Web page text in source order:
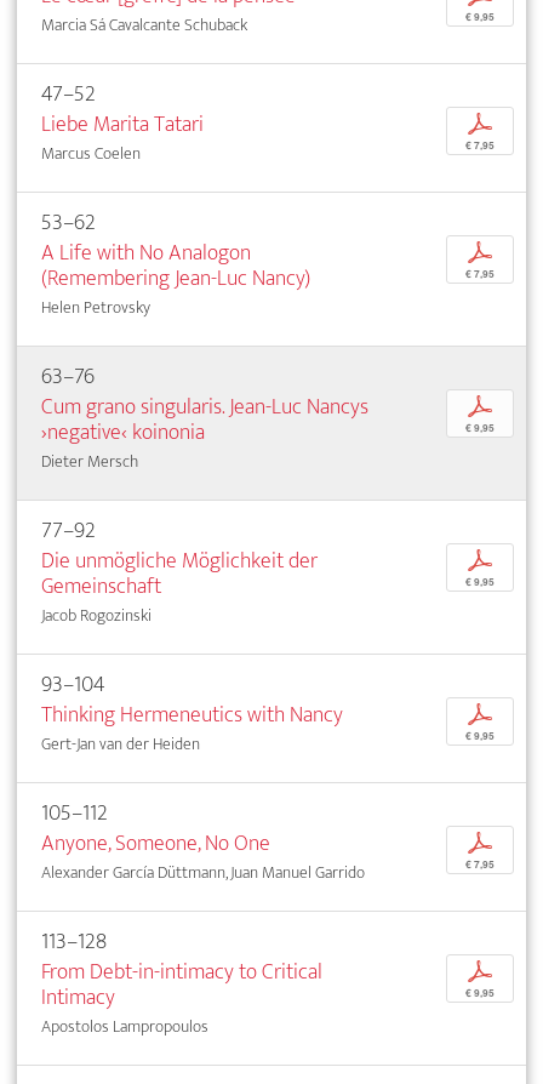
Marcia Sá Cavalcante Schuback € 9,95
47–52
Liebe Marita Tatari
Marcus Coelen
p
€ 7,95
53–62
A Life with No Analogon
(Remembering Jean-Luc Nancy)
Helen Petrovsky
p
€ 7,95
63–76
Cum grano singularis. Jean-Luc Nancys
›negative‹ koinonia
Dieter Mersch
p
€ 9,95
77–92
Die unmögliche Möglichkeit der
Gemeinschaft
Jacob Rogozinski
p
€ 9,95
93–104
Thinking Hermeneutics with Nancy
Gert-Jan van der Heiden
p
€ 9,95
105–112
Anyone, Someone, No One
Alexander García Düttmann, Juan Manuel Garrido
p
€ 7,95
113–128
From Debt-in-intimacy to Critical
Intimacy
Apostolos Lampropoulos
p
€ 9,95